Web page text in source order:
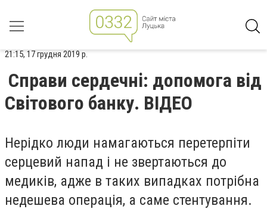
21:15, 17 грудня 2019 р.
Справи сердечні: допомога від
Світового банку. ВІДЕО
Нерідко люди намагаються перетерпіти
серцевий напад і не звертаються до
медиків, адже в таких випадках потрібна
недешева операція, а саме стентування.